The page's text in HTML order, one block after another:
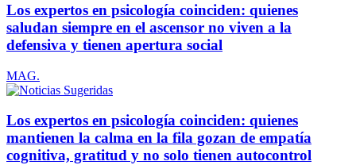
Los expertos en psicología coinciden: quienes
saludan siempre en el ascensor no viven a la
defensiva y tienen apertura social
MAG.
Los expertos en psicología coinciden: quienes
mantienen la calma en la fila gozan de empatía
cognitiva, gratitud y no solo tienen autocontrol